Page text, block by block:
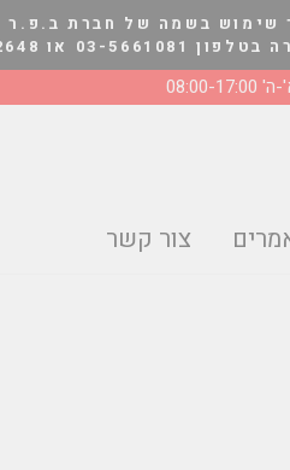
שימוש בשמה של חברת ב.פ.ר
5662648
17:00
צור קשר